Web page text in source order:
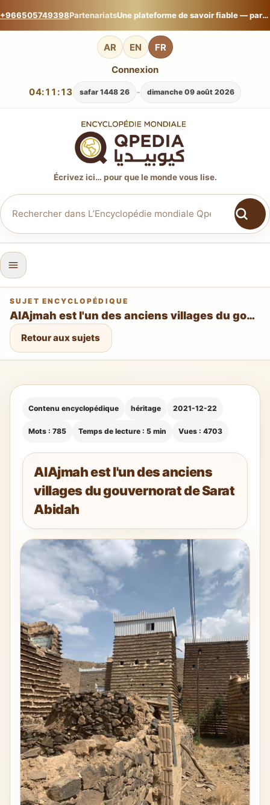
+966505749398Partenariats Une plateforme de savoir fiable — partagez votre expertise sur L’Encyclopédie mondiale Qpedia.
AR EN FR
04:11:14 dimanche 09 août 2026
-
26 safar 1448
Connexion
Écrivez ici… pour que le monde vous lise.
SUJET ENCYCLOPÉDIQUE
AlAjmah est l'un des anciens villages du gouvernorat de Sarat Abidah
Retour aux sujets
Contenu encyclopédique héritage 2021-12-22
Mots : 785 Temps de lecture : 5 min Vues : 4703
AlAjmah est l'un des anciens
villages du gouvernorat de Sarat
Abidah